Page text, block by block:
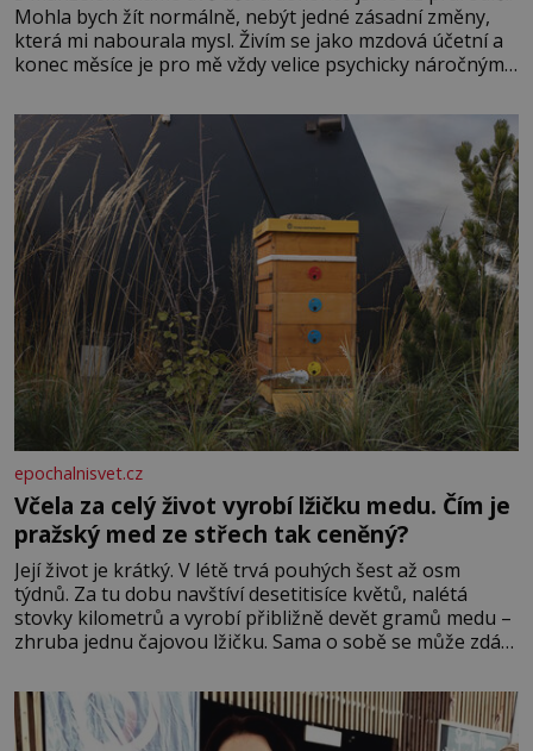
Mohla bych žít normálně, nebýt jedné zásadní změny,
která mi nabourala mysl. Živím se jako mzdová účetní a
konec měsíce je pro mě vždy velice psychicky náročným
dál častěji volá o pomoc, co se hlídání týče. Dalo by se
epochalnisvet.cz
Včela za celý život vyrobí lžičku medu. Čím je
pražský med ze střech tak ceněný?
Její život je krátký. V létě trvá pouhých šest až osm
týdnů. Za tu dobu navštíví desetitisíce květů, nalétá
stovky kilometrů a vyrobí přibližně devět gramů medu –
zhruba jednu čajovou lžičku. Sama o sobě se může zdát
tisíc příslušnic svého včelstva, vznikne jeden z
nejdokonalejších organismů